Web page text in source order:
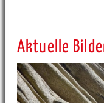
Aktuelle